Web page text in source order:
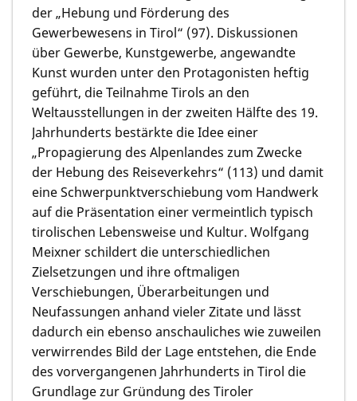
der „Hebung und Förderung des
Gewerbewesens in Tirol“ (97). Diskussionen
über Gewerbe, Kunstgewerbe, angewandte
Kunst wurden unter den Protagonisten heftig
geführt, die Teilnahme Tirols an den
Weltausstellungen in der zweiten Hälfte des 19.
Jahrhunderts bestärkte die Idee einer
„Propagierung des Alpenlandes zum Zwecke
der Hebung des Reiseverkehrs“ (113) und damit
eine Schwerpunktverschiebung vom Handwerk
auf die Präsentation einer vermeintlich typisch
tirolischen Lebensweise und Kultur. Wolfgang
Meixner schildert die unterschiedlichen
Zielsetzungen und ihre oftmaligen
Verschiebungen, Überarbeitungen und
Neufassungen anhand vieler Zitate und lässt
dadurch ein ebenso anschauliches wie zuweilen
verwirrendes Bild der Lage entstehen, die Ende
des vorvergangenen Jahrhunderts in Tirol die
Grundlage zur Gründung des Tiroler